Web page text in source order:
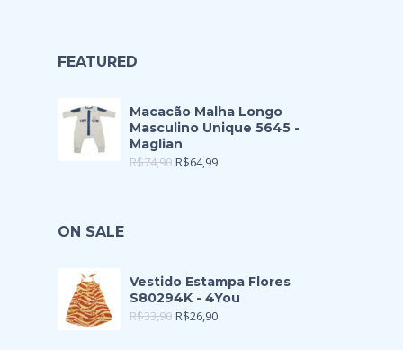
FEATURED
Macacão Malha Longo
Masculino Unique 5645 -
Maglian
R$74,90 R$64,99
ON SALE
Vestido Estampa Flores
S80294K - 4You
R$33,90 R$26,90